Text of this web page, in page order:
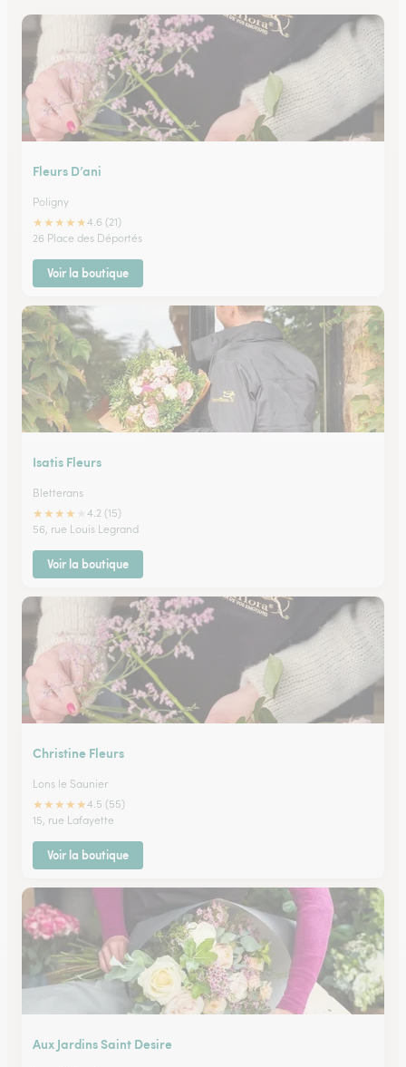
Fleurs D’ani
Poligny
★★★★★4.6 (21)
26 Place des Déportés
Voir la boutique
Isatis Fleurs
Bletterans
★★★★
4.2 (15)
56, rue Louis Legrand
Voir la boutique
Christine Fleurs
Lons le Saunier
★★★★★4.5 (55)
15, rue Lafayette
Voir la boutique
Aux Jardins Saint Desire